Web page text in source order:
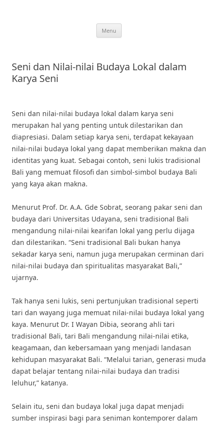
Menu
Seni dan Nilai-nilai Budaya Lokal dalam
Karya Seni
Seni dan nilai-nilai budaya lokal dalam karya seni
merupakan hal yang penting untuk dilestarikan dan
diapresiasi. Dalam setiap karya seni, terdapat kekayaan
nilai-nilai budaya lokal yang dapat memberikan makna dan
identitas yang kuat. Sebagai contoh, seni lukis tradisional
Bali yang memuat filosofi dan simbol-simbol budaya Bali
yang kaya akan makna.
Menurut Prof. Dr. A.A. Gde Sobrat, seorang pakar seni dan
budaya dari Universitas Udayana, seni tradisional Bali
mengandung nilai-nilai kearifan lokal yang perlu dijaga
dan dilestarikan. “Seni tradisional Bali bukan hanya
sekadar karya seni, namun juga merupakan cerminan dari
nilai-nilai budaya dan spiritualitas masyarakat Bali,”
ujarnya.
Tak hanya seni lukis, seni pertunjukan tradisional seperti
tari dan wayang juga memuat nilai-nilai budaya lokal yang
kaya. Menurut Dr. I Wayan Dibia, seorang ahli tari
tradisional Bali, tari Bali mengandung nilai-nilai etika,
keagamaan, dan kebersamaan yang menjadi landasan
kehidupan masyarakat Bali. “Melalui tarian, generasi muda
dapat belajar tentang nilai-nilai budaya dan tradisi
leluhur,” katanya.
Selain itu, seni dan budaya lokal juga dapat menjadi
sumber inspirasi bagi para seniman kontemporer dalam